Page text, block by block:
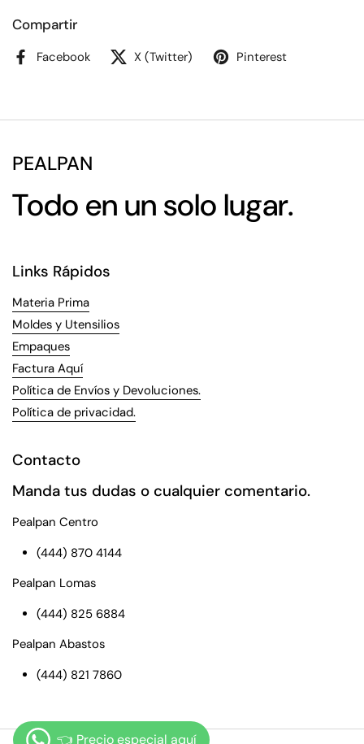
Compartir
Facebook X (Twitter) Pinterest
PEALPAN
Todo en un solo lugar.
Links Rápidos
Materia Prima
Moldes y Utensilios
Empaques
Factura Aquí
Política de Envíos y Devoluciones.
Política de privacidad.
Contacto
Manda tus dudas o cualquier comentario.
Pealpan Centro
(444) 870 4144
Pealpan Lomas
(444) 825 6884
Pealpan Abastos
(444) 821 7860